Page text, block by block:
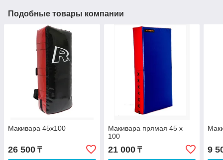
Подобные товары компании
Макивара 45х100
26 500 ₸
Макивара прямая 45 х
100
21 000₸ 9